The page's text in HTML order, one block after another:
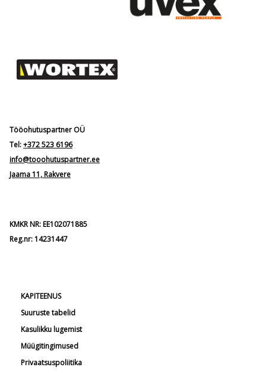
Tööohutuspartner OÜ
Tel:+372 523 6196
info@tooohutuspartner.ee
Jaama 11, Rakvere
KMKR NR: EE102071885
Reg.nr: 14231447
KAPITEENUS
Suuruste tabelid
Kasulikku lugemist
Müügitingimused
Privaatsuspoliitika